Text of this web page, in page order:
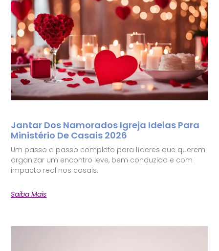
Jantar Dos Namorados Igreja Ideias Para
Ministério De Casais 2026
Um passo a passo completo para líderes que querem
organizar um encontro leve, bem conduzido e com
impacto real nos casais.
Saiba Mais